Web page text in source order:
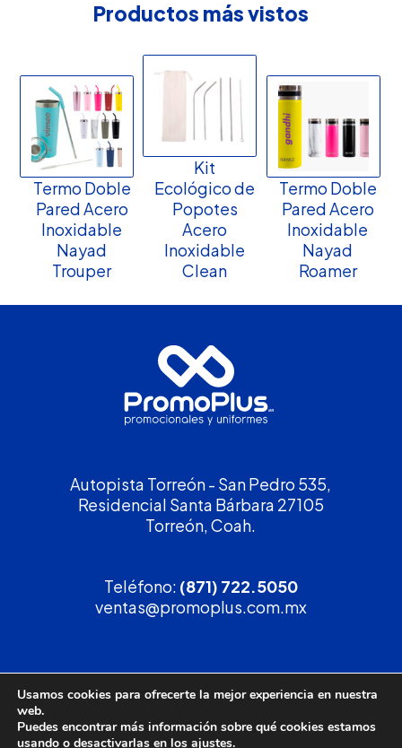
Productos más vistos
Termo Doble
Pared Acero
Inoxidable
Nayad
Trouper
Kit
Ecológico de
Popotes
Acero
Inoxidable
Clean
Termo Doble
Pared Acero
Inoxidable
Nayad
Roamer
Autopista Torreón - San Pedro 535,
Residencial Santa Bárbara 27105
Torreón, Coah.
Teléfono: (871) 722.5050
ventas@promoplus.com.mx
¡Solicita tucotización!
(800) 90 PROMO
Usamos cookies para ofrecerte la mejor experiencia en nuestra
web.
Puedes encontrar más información sobre qué cookies estamos
usando o desactivarlas en los ajustes.